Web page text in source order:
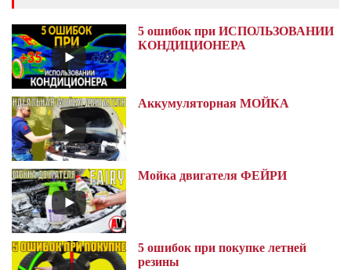
5 ошибок при ИСПОЛЬЗОВАНИИ
КОНДИЦИОНЕРА
Аккумуляторная МОЙКА
Мойка двигателя ФЕЙРИ
5 ошибок при покупке летней
резины